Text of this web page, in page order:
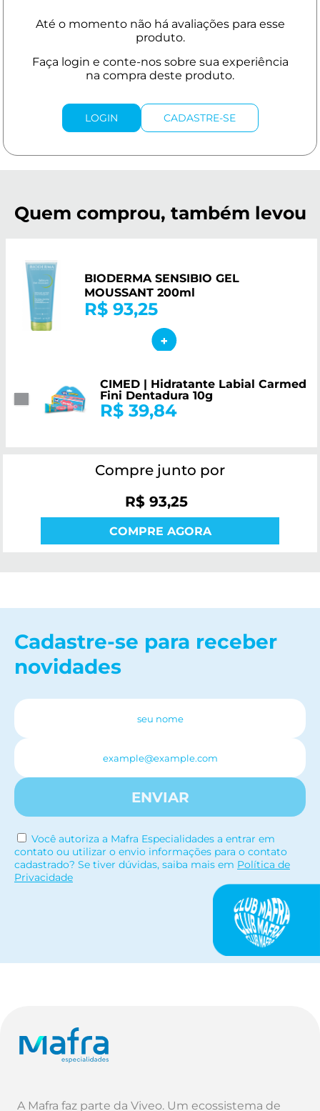
LOGIN CADASTRE-SE
Quem comprou, também levou
BIODERMA SENSIBIO GEL
MOUSSANT 200ml
R$ 93,25
CIMED | Hidratante Labial Carmed
Fini Dentadura 10g
R$ 39,84
Compre junto por
R$ 93,25
COMPRE AGORA
Cadastre-se para receber
novidades
ENVIAR
Você autoriza a Mafra Especialidades a entrar em
contato ou utilizar o envio informações para o contato
cadastrado? Se tiver dúvidas, saiba mais em Política de
Privacidade
A Mafra faz parte da Viveo. Um ecossistema de